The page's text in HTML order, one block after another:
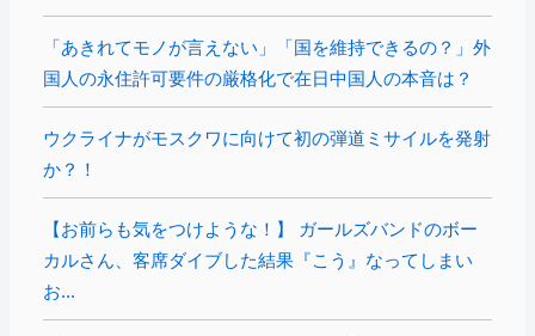
「あきれてモノが言えない」「国を維持できるの？」外
国人の永住許可要件の厳格化で在日中国人の本音は？
ウクライナがモスクワに向けて初の弾道ミサイルを発射
か？！
【お前らも気をつけような！】 ガールズバンドのボー
カルさん、客席ダイブした結果『こう』なってしまい
お...